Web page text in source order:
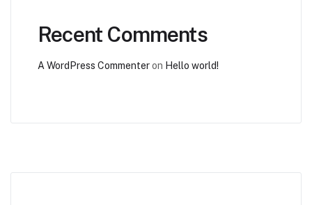
Recent Comments
A WordPress Commenteron Hello world!